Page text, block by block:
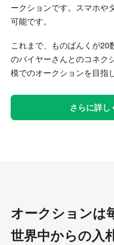
ークションです。スマホや
可能です。
これまで、ものばんくが
のバイヤーさんとのコネク
模でのオークションを目指
さらに詳し
オークションは
世界中からの入